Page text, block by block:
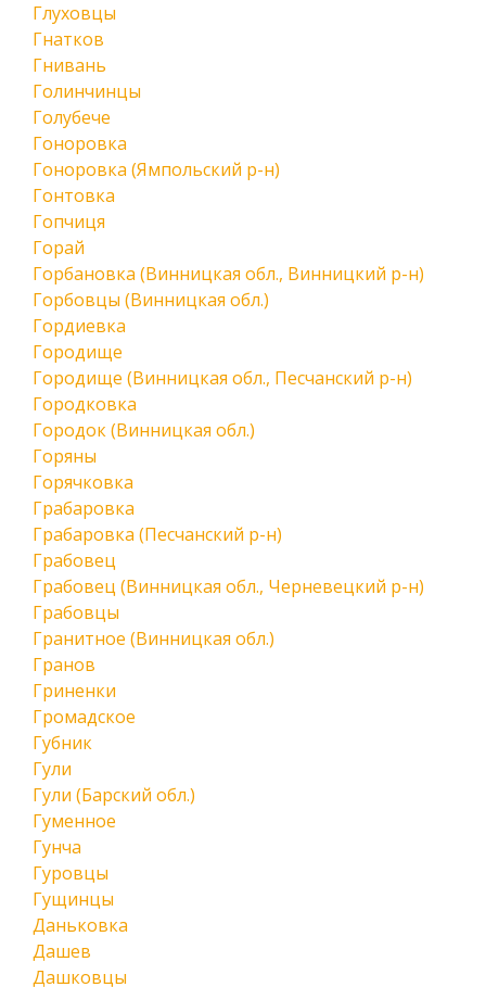
Глуховцы
Гнатков
Гнивань
Голинчинцы
Голубече
Гоноровка
Гоноровка (Ямпольский р-н)
Гонтовка
Гопчиця
Горай
Горбановка (Винницкая обл., Винницкий р-н)
Горбовцы (Винницкая обл.)
Гордиевка
Городище
Городище (Винницкая обл., Песчанский р-н)
Городковка
Городок (Винницкая обл.)
Горяны
Горячковка
Грабаровка
Грабаровка (Песчанский р-н)
Грабовец
Грабовец (Винницкая обл., Черневецкий р-н)
Грабовцы
Гранитное (Винницкая обл.)
Гранов
Гриненки
Громадское
Губник
Гули
Гули (Барский обл.)
Гуменное
Гунча
Гуровцы
Гущинцы
Даньковка
Дашев
Дашковцы